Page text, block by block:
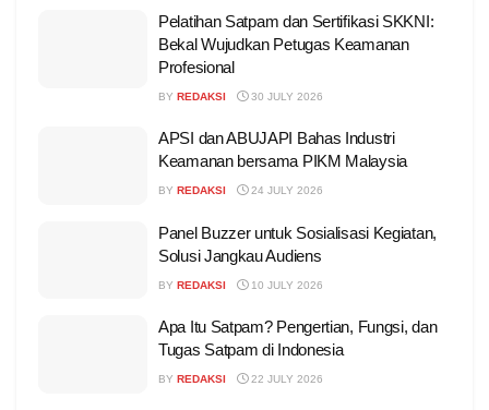
Pelatihan Satpam dan Sertifikasi SKKNI:
Bekal Wujudkan Petugas Keamanan
Profesional
BY REDAKSI 30 JULY 2026
APSI dan ABUJAPI Bahas Industri
Keamanan bersama PIKM Malaysia
BY REDAKSI 24 JULY 2026
Panel Buzzer untuk Sosialisasi Kegiatan,
Solusi Jangkau Audiens
BY REDAKSI 10 JULY 2026
Apa Itu Satpam? Pengertian, Fungsi, dan
Tugas Satpam di Indonesia
BY REDAKSI 22 JULY 2026